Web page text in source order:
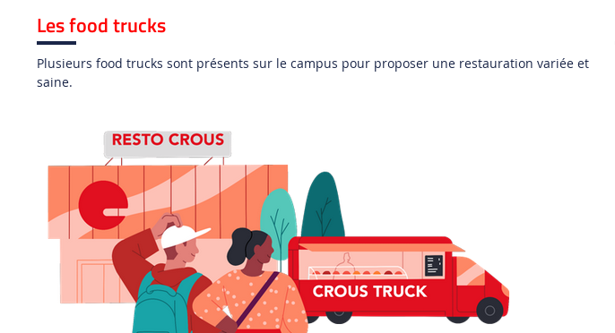
Les food trucks
Plusieurs food trucks sont présents sur le campus pour proposer une restauration variée et
saine.